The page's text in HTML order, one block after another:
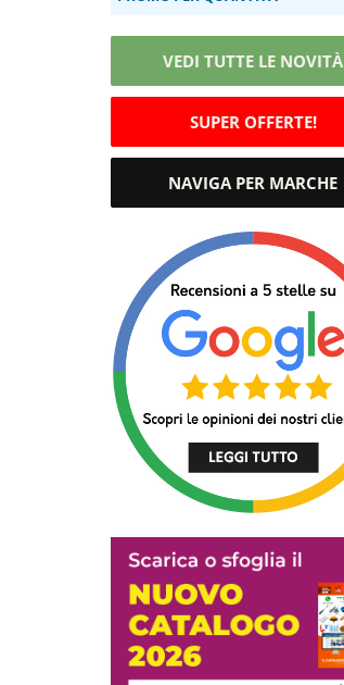
VEDI TUTTE LE NOVITÀ
SUPER OFFERTE!
NAVIGA PER MARCHE